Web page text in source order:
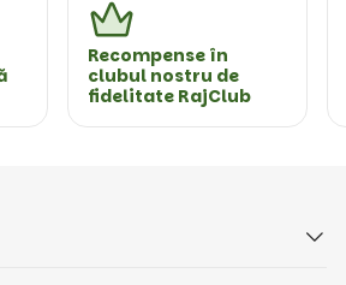
Recompense în
clubul nostru de
fidelitate RajClub